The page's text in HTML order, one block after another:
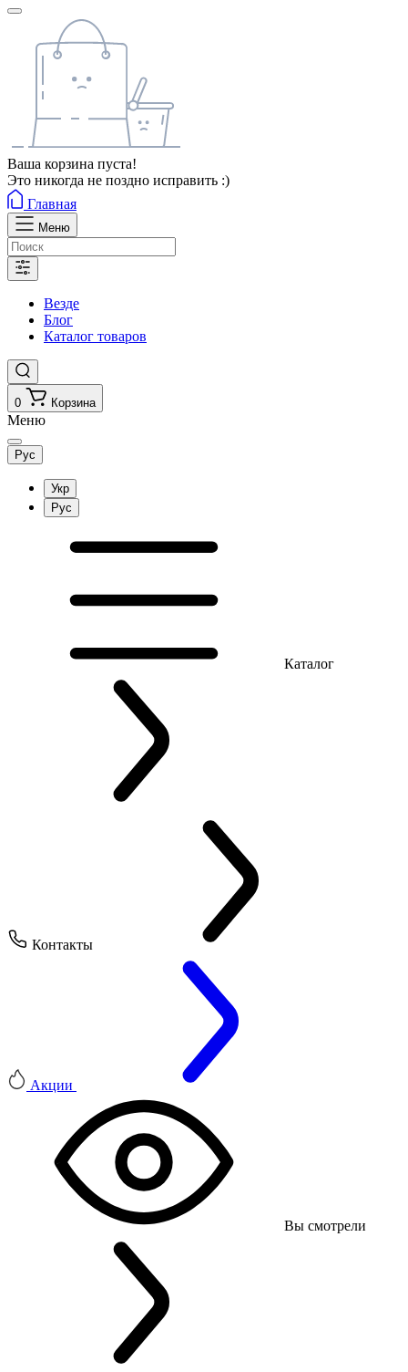
Ваша корзина пуста!
Это никогда не поздно исправить :)
Главная
Меню
Везде
Блог
Каталог товаров
0 Корзина
Меню
Рус
Укр
Рус
Каталог
Контакты
Акции
Вы смотрели